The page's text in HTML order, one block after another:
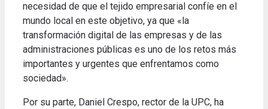
necesidad de que el tejido empresarial confíe en el
mundo local en este objetivo, ya que «la
transformación digital de las empresas y de las
administraciones públicas es uno de los retos más
importantes y urgentes que enfrentamos como
sociedad».
Por su parte, Daniel Crespo, rector de la UPC, ha